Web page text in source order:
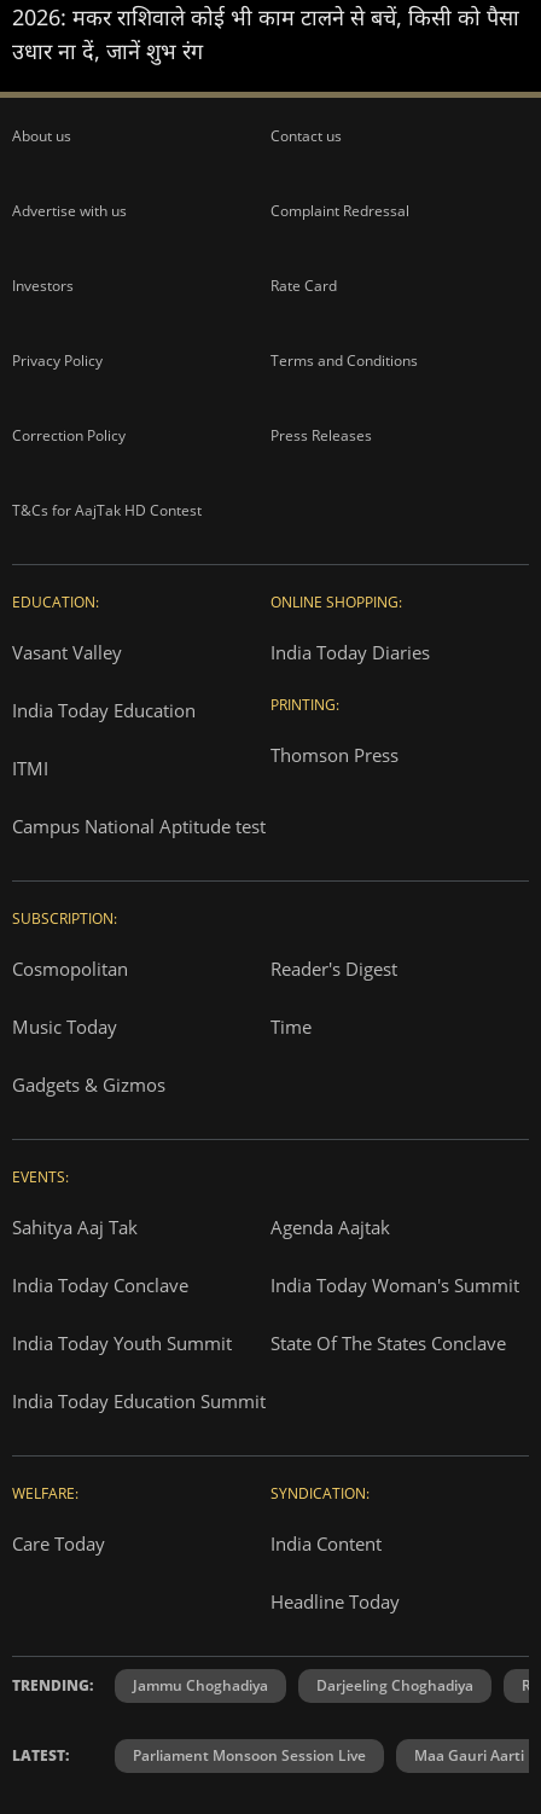
2026: मकर राशिवाले कोई भी काम टालने से बचें, किसी को पैसा
उधार ना दें, जानें शुभ रंग
About us Contact us
Advertise with us Complaint Redressal
Investors Rate Card
Privacy Policy Terms and Conditions
Correction Policy Press Releases
T&Cs for AajTak HD Contest
EDUCATION:
Vasant Valley
India Today Education
ITMI
Campus National Aptitude test
ONLINE SHOPPING:
India Today Diaries
PRINTING:
Thomson Press
SUBSCRIPTION:
Cosmopolitan Reader's Digest
Music Today Time
Gadgets & Gizmos
EVENTS:
Sahitya Aaj Tak Agenda Aajtak
India Today Conclave India Today Woman's Summit
India Today Youth Summit State Of The States Conclave
India Today Education Summit
WELFARE:
Care Today
SYNDICATION:
India Content
Headline Today
TRENDING: Jammu Choghadiya Darjeeling Choghadiya
LATEST: Parliament Monsoon Session Live Maa Gauri Aarti